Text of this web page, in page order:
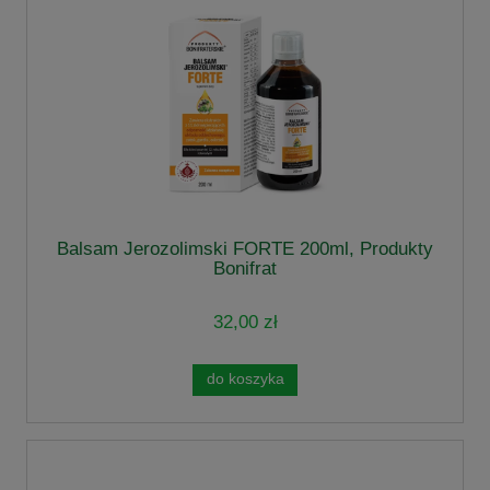
Balsam Jerozolimski FORTE 200ml, Produkty
Bonifrat
32,00 zł
do koszyka